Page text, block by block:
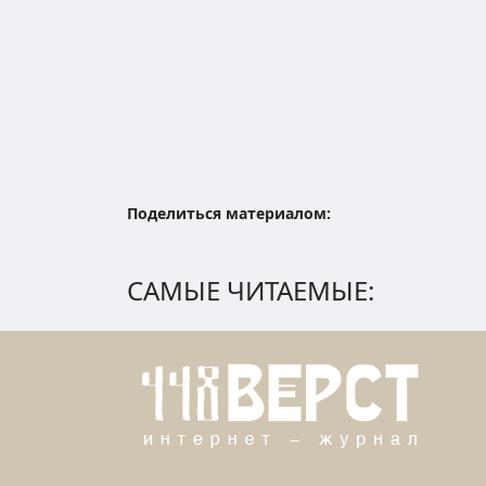
Поделиться материалом:
САМЫЕ ЧИТАЕМЫЕ: